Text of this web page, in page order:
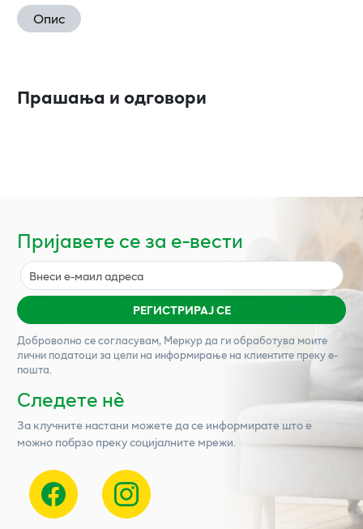
Опис
Прашања и одговори
Пријавете се за е-вести
РЕГИСТРИРАЈ СЕ
Доброволно се согласувам, Меркурда ги обработува моите
лични податоци за цели на информирање на клиентите преку е-
пошта.
Следете нѐ
За клучните настани можете да се информирате што е
можно побрзо преку социјалните мрежи.